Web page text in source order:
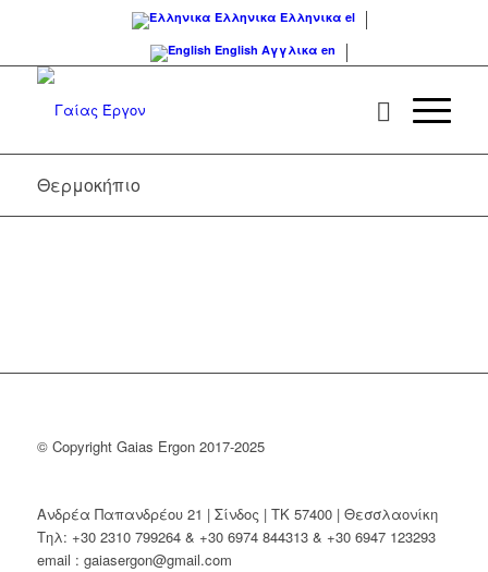
Ελληνικα Ελληνικα el
English Αγγλικα en
Θερμοκήπιο
© Copyright Gaias Ergon 2017-2025
Ανδρέα Παπανδρέου 21 | Σίνδος | ΤΚ 57400 | Θεσσλαονίκη
Τηλ: +30 2310 799264 & +30 6974 844313 & +30 6947 123293
email : gaiasergon@gmail.com